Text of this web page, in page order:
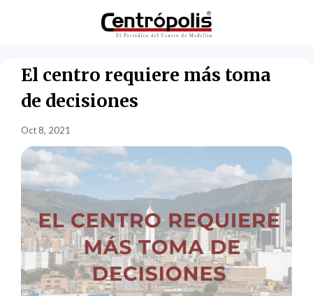
El centro requiere más toma
de decisiones
Oct 8, 2021